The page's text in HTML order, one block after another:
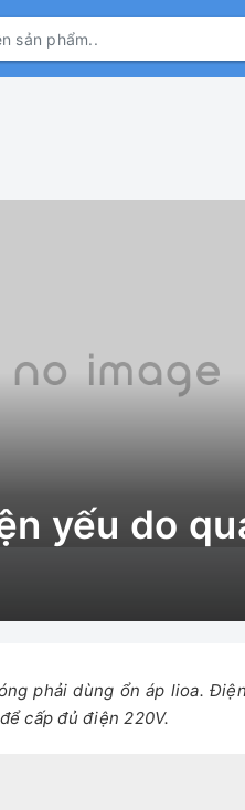
yếu do
phải dùng ổn áp lioa.
cấp đủ điện 220V.